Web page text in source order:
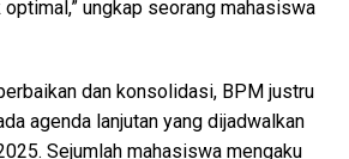
ungkap seorang mahasiswa
dan konsolidasi, BPM justru
agenda lanjutan yang dijadwalkan
Sejumlah mahasiswa mengaku